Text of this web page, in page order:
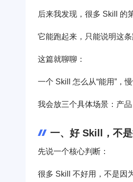
后来我发现，很多 Skill 的
它能跑起来，只能说明这
这篇就聊聊：
一个 Skill 怎么从“能用”，慢
我会放三个具体场景：产
一、好 Skill，不
先说一个核心判断：
很多 Skill 不好用，不是因